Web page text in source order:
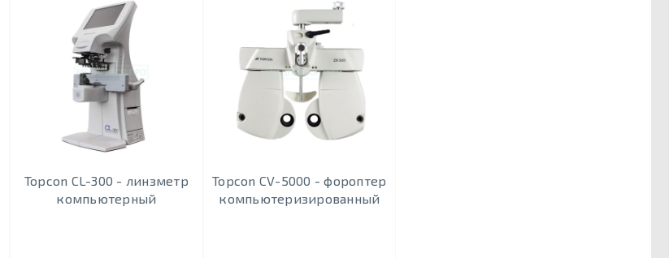
Topcon CL-300 - линзметр
компьютерный
Topcon CV-5000 - фороптер
компьютеризированный